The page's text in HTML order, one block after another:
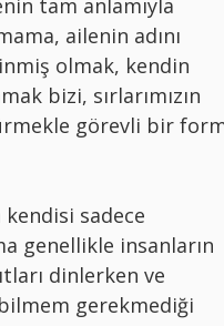
tam anlamıyla
ailenin adını
olmak, kendin
bizi, sırlarımızın
görevli bir
sadece
genellikle insanların
dinlerken ve
gerekmediği